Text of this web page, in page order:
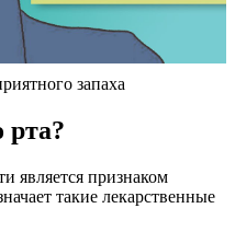
запаха
рта?
является признаком
такие лекарственные